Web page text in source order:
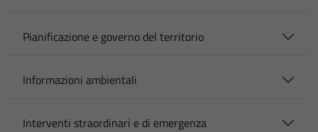
Pianificazione e governo del territorio
Informazioni ambientali
Interventi straordinari e di emergenza